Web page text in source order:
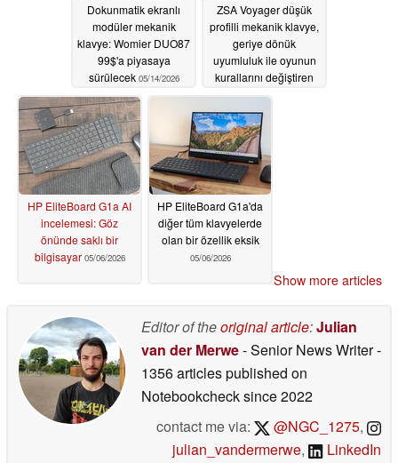
Dokunmatik ekranlı
modüler mekanik
klavye: Womier DUO87
99$'a piyasaya
sürülecek 05/14/2026
ZSA Voyager düşük
profilli mekanik klavye,
geriye dönük
uyumluluk ile oyunun
kurallarını değiştiren
çoklu dokunmatik
touchpad'e sahip
05/14/2026
HP EliteBoard G1a AI
incelemesi: Göz
önünde saklı bir
bilgisayar 05/06/2026
HP EliteBoard G1a'da
diğer tüm klavyelerde
olan bir özellik eksik
05/06/2026
Show more articles
Editor of theoriginal article:Julian
van der Merwe- Senior News Writer-
1356 articles published on
Notebookchecksince 2022
contact me via:
@NGC_1275,
julian_vandermerwe, LinkedIn